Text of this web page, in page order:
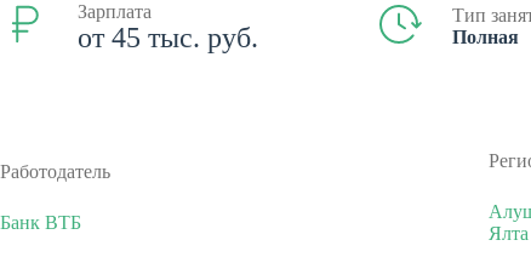
Зарплата
от 45 тыс. руб.
Тип
Полная
Работодатель
Банк ВТБ
Ялта